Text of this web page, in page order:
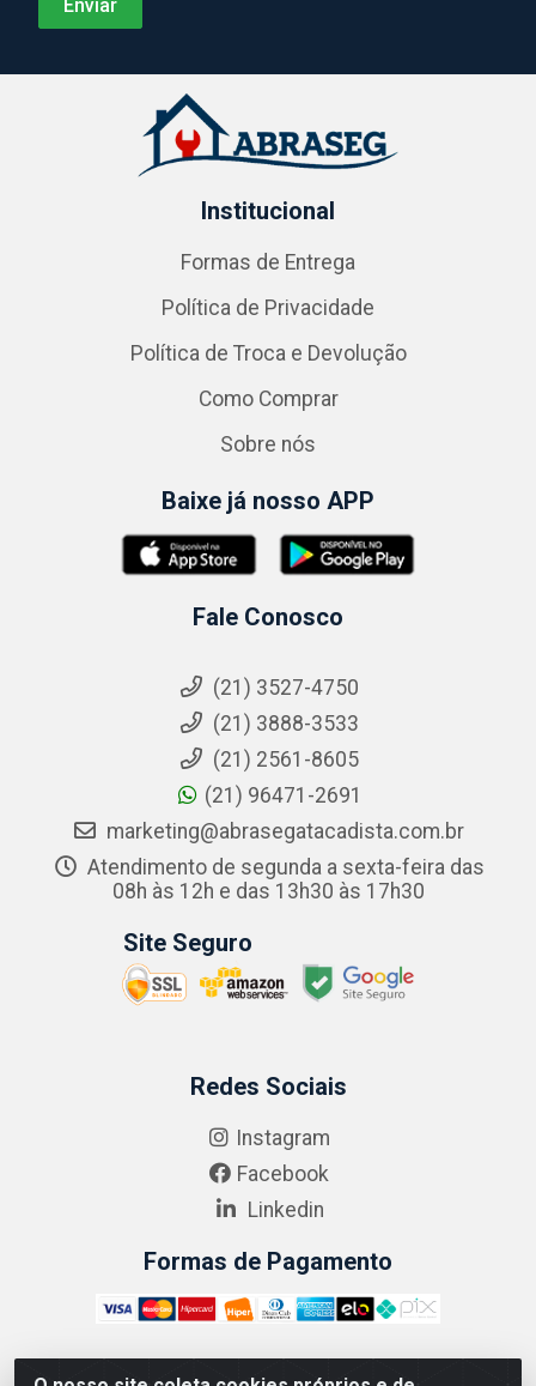
Institucional
Formas de Entrega
Política de Privacidade
Política de Troca e Devolução
Como Comprar
Sobre nós
Baixe já nosso APP
Fale Conosco
(21) 3527-4750
(21) 3888-3533
(21) 2561-8605
(21) 96471-2691
marketing@abrasegatacadista.com.br
Atendimento de segunda a sexta-feira das
08h às 12h e das 13h30 às 17h30
Site Seguro
Redes Sociais
Instagram
Facebook
Linkedin
Formas de Pagamento